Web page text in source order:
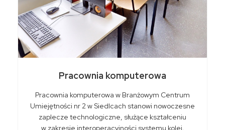
Pracownia komputerowa
Pracownia komputerowa w Branżowym Centrum
Umiejętności nr 2 w Siedlcach stanowi nowoczesne
zaplecze technologiczne, służące kształceniu
w zakresie interoperacyjności systemu kolei.